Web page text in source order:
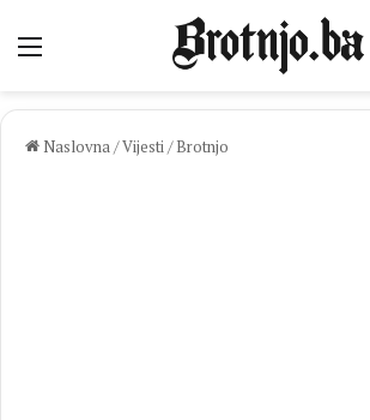
Izbornik
Naslovna/Vijesti/ Brotnjo